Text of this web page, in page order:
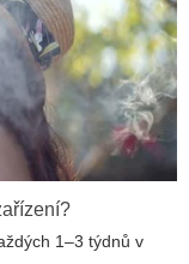
1–3 týdnů v